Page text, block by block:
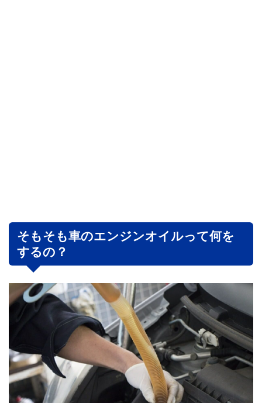
そもそも車のエンジンオイルって何を
するの？